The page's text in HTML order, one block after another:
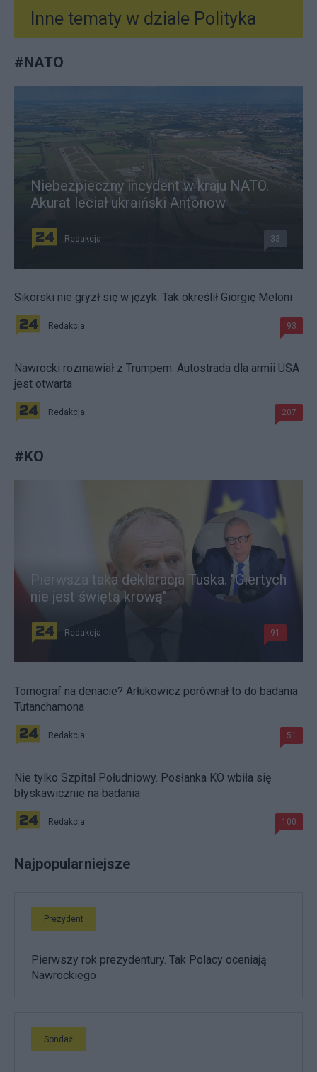
Inne tematy w dziale Polityka
#NATO
Niebezpieczny incydent w kraju NATO.
Akurat leciał ukraiński Antonow
Redakcja 33
Sikorski nie gryzł się w język. Tak określił Giorgię Meloni
Redakcja 93
Nawrocki rozmawiał z Trumpem. Autostrada dla armii USA
jest otwarta
Redakcja 207
#KO
Pierwsza taka deklaracja Tuska. "Giertych
nie jest świętą krową"
Redakcja 91
Tomograf na denacie? Arłukowicz porównał to do badania
Tutanchamona
Redakcja 51
Nie tylko Szpital Południowy. Posłanka KO wbiła się
błyskawicznie na badania
Redakcja 100
Najpopularniejsze
Prezydent
Pierwszy rok prezydentury. Tak Polacy oceniają
Nawrockiego
Sondaż